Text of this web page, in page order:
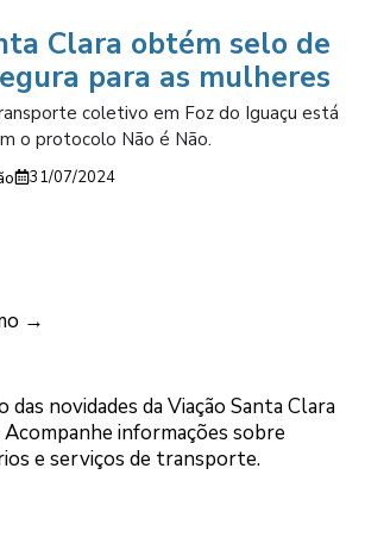
Clara obtém selo de
para as mulheres
coletivo em Foz do Iguaçu está
o protocolo Não é Não.
31/07/2024
→
novidades da Viação Santa Clara
Acompanhe informações sobre
e serviços de transporte.